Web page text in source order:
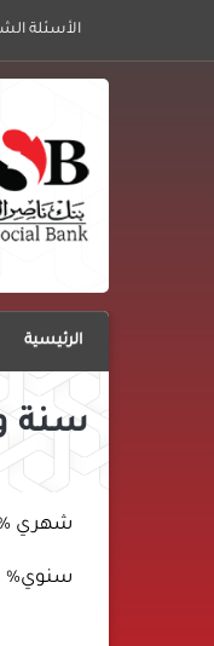
الأسئلة
الرئيسية
سنة
شهري %
سنوي% 18